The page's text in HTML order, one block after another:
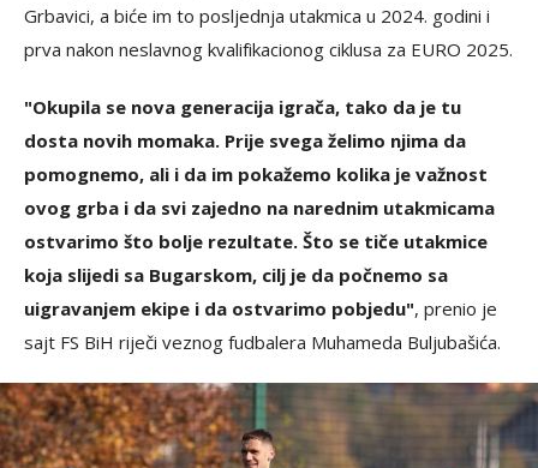
Grbavici, a biće im to posljednja utakmica u 2024. godini i
prva nakon neslavnog kvalifikacionog ciklusa za EURO 2025.
"Okupila se nova generacija igrača, tako da je tu
dosta novih momaka. Prije svega želimo njima da
pomognemo, ali i da im pokažemo kolika je važnost
ovog grba i da svi zajedno na narednim utakmicama
ostvarimo što bolje rezultate. Što se tiče utakmice
koja slijedi sa Bugarskom, cilj je da počnemo sa
uigravanjem ekipe i da ostvarimo pobjedu", prenio je
sajt FS BiH riječi veznog fudbalera Muhameda Buljubašića.